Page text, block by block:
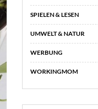
SPIELEN & LESEN
UMWELT & NATUR
WERBUNG
WORKINGMOM